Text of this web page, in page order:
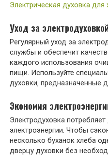
Электрическая духовка для
Уход за
Регулярный уход за
службы и обеспечит
каждого использования
пищи. Используйте
духовки‚ предназначенные
Экономия
Электродуховка
электроэнергии. Чтобы
несколько буханок хлеба
дверцу духовки без